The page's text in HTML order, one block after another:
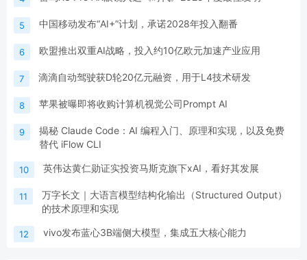
5 中国移动发布“AI+”计划，承诺2028年投入翻番
6 欧盟推出双重AI战略，投入约10亿欧元加速产业应用
7 滴滴自动驾驶获D轮20亿元融资，用于L4技术研发
8 苹果被曝即将收购计算机视觉公司Prompt AI
9
揭秘 Claude Code：AI 编程入门、原理和实现，以及免费
替代 iFlow CLI
10 英伟达黄仁勋证实投资马斯克旗下xAI，看好其发展
11
万字长文｜大语言模型结构化输出（Structured Output）
的技术原理和实现
12 vivo发布蓝心3B端侧大模型，集成五大核心能力